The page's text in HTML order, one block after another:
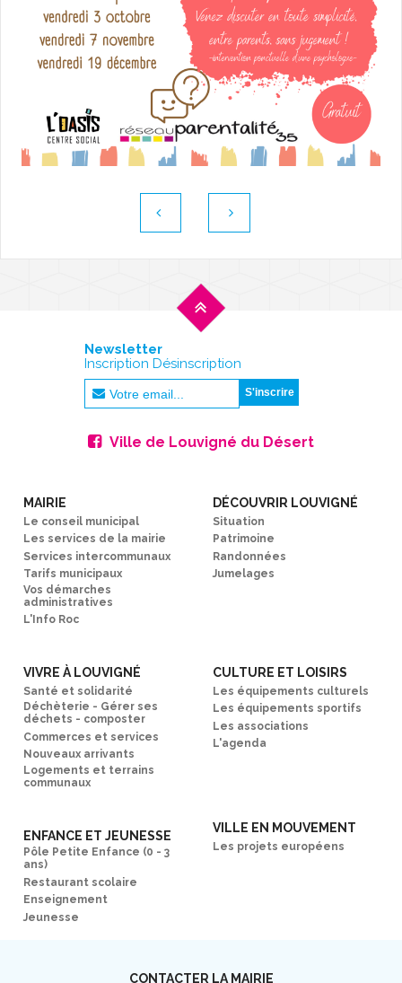
Newsletter
Inscription Désinscription
Ville de Louvigné du Désert
MAIRIE
Le conseil municipal
Les services de la mairie
Services intercommunaux
Tarifs municipaux
Vos démarches
administratives
L'Info Roc
DÉCOUVRIR LOUVIGNÉ
Situation
Patrimoine
Randonnées
Jumelages
VIVRE À LOUVIGNÉ
Santé et solidarité
Déchèterie - Gérer ses
déchets - composter
Commerces et services
Nouveaux arrivants
Logements et terrains
communaux
CULTURE ET LOISIRS
Les équipements culturels
Les équipements sportifs
Les associations
L'agenda
ENFANCE ET JEUNESSE
Pôle Petite Enfance (0 - 3
ans)
Restaurant scolaire
Enseignement
Jeunesse
VILLE EN MOUVEMENT
Les projets européens
CONTACTER LA MAIRIE